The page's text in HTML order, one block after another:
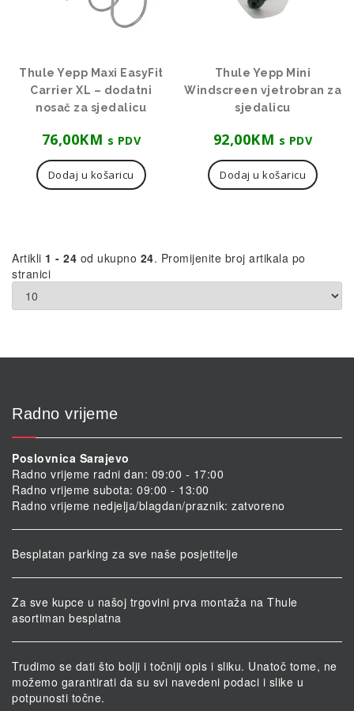
Thule Yepp Maxi EasyFit
Carrier XL – dodatni
nosač za sjedalicu
76,00KM s PDV
Dodaj u košaricu
Thule Yepp Mini
Windscreen vjetrobran za
sjedalicu
92,00KM s PDV
Dodaj u košaricu
Artikli 1 - 24 od ukupno 24. Promijenite broj artikala po
stranici
Radno vrijeme
Poslovnica Sarajevo
Radno vrijeme radni dan: 09:00 - 17:00
Radno vrijeme subota: 09:00 - 13:00
Radno vrijeme nedjelja/blagdan/praznik: zatvoreno
Besplatan parking za sve naše posjetitelje
Za sve kupce u našoj trgovini prva montaža na Thule
asortiman besplatna
Trudimo se dati što bolji i točniji opis i sliku. Unatoč tome, ne
možemo garantirati da su svi navedeni podaci i slike u
potpunosti točne.